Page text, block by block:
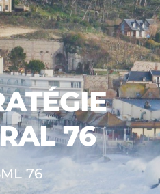
76
76